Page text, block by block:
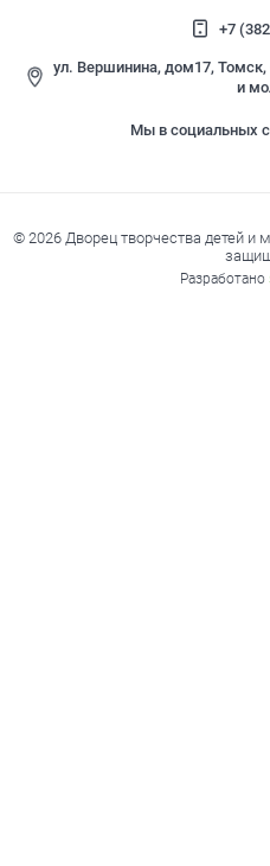
+7
ул. Вершинина, дом17, Томск,
и
Мы в социальных
© 2026 Дворец творчества детей и
Разработано